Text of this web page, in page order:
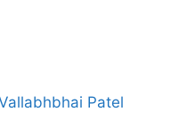
Vallabhbhai Patel